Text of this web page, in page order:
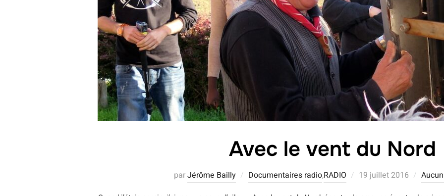
Avec le vent du Nord
parJérôme Bailly Documentaires radio,RADIO
Publié
19 juillet 2016